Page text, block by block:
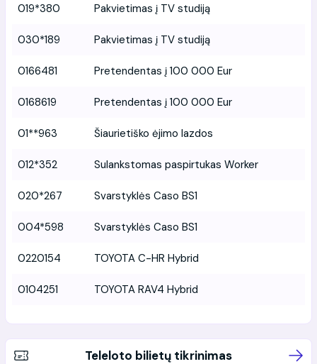
019*380 Pakvietimas į TV studiją
030*189 Pakvietimas į TV studiją
0166481 Pretendentas į 100 000 Eur
0168619 Pretendentas į 100 000 Eur
01**963 Šiaurietiško ėjimo lazdos
012*352 Sulankstomas paspirtukas Worker
020*267 Svarstyklės Caso BS1
004*598 Svarstyklės Caso BS1
0220154 TOYOTA C-HR Hybrid
0104251 TOYOTA RAV4 Hybrid
Teleloto bilietų tikrinimas